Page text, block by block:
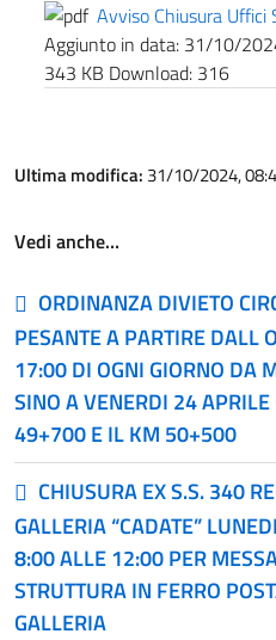
Avviso Chiusura Uffici
Aggiunto in data: 31/10/
343 KB Download: 316
Ultima modifica: 31/10/2024,
Vedi anche…
ORDINANZA DIVIETO
PESANTE A PARTIRE DALL
17:00 DI OGNI GIORNO DA
SINO A VENERDI 24
49+700 E IL KM 50+500
CHIUSURA EX S.S. 340
GALLERIA “CADATE”
8:00 ALLE 12:00 PER
STRUTTURA IN FERRO
GALLERIA